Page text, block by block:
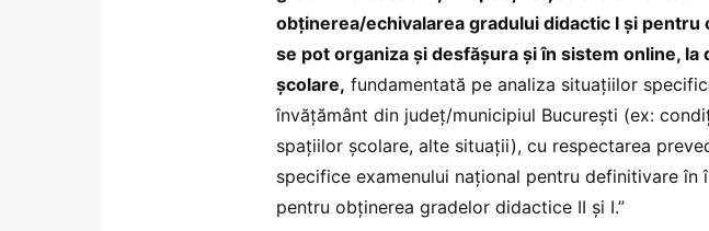
obținerea/echivalarea gradului didactic I și pentru
se pot organiza și desfășura și în sistem online,
şcolare, fundamentată pe analiza situațiilor
învăţământ din județ/municipiul Bucureşti (ex:
spațiilor şcolare, alte situații), cu respectarea
specifice examenului național pentru definitivare în
pentru obținerea gradelor didactice II şi I.”